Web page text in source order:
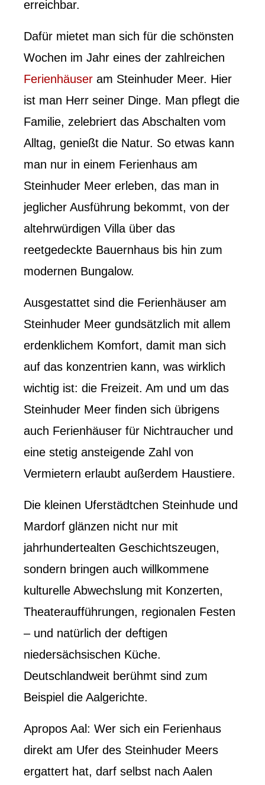
erreichbar.
Dafür mietet man sich für die schönsten
Wochen im Jahr eines der zahlreichen
Ferienhäuser am Steinhuder Meer. Hier
ist man Herr seiner Dinge. Man pflegt die
Familie, zelebriert das Abschalten vom
Alltag, genießt die Natur. So etwas kann
man nur in einem Ferienhaus am
Steinhuder Meer erleben, das man in
jeglicher Ausführung bekommt, von der
altehrwürdigen Villa über das
reetgedeckte Bauernhaus bis hin zum
modernen Bungalow.
Ausgestattet sind die Ferienhäuser am
Steinhuder Meer gundsätzlich mit allem
erdenklichem Komfort, damit man sich
auf das konzentrien kann, was wirklich
wichtig ist: die Freizeit. Am und um das
Steinhuder Meer finden sich übrigens
auch Ferienhäuser für Nichtraucher und
eine stetig ansteigende Zahl von
Vermietern erlaubt außerdem Haustiere.
Die kleinen Uferstädtchen Steinhude und
Mardorf glänzen nicht nur mit
jahrhundertealten Geschichtszeugen,
sondern bringen auch willkommene
kulturelle Abwechslung mit Konzerten,
Theateraufführungen, regionalen Festen
– und natürlich der deftigen
niedersächsischen Küche.
Deutschlandweit berühmt sind zum
Beispiel die Aalgerichte.
Apropos Aal: Wer sich ein Ferienhaus
direkt am Ufer des Steinhuder Meers
ergattert hat, darf selbst nach Aalen